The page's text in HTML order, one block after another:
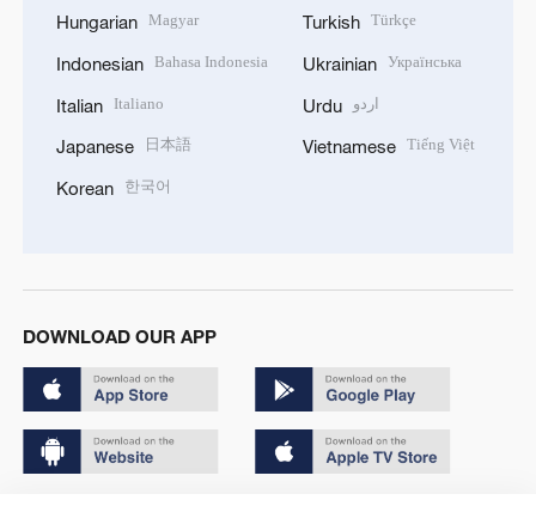
Hungarian Magyar
Indonesian Bahasa Indonesia
Italian Italiano
Japanese 日本語
Korean 한국어
Turkish Türkçe
Ukrainian Українська
Urdu اردو
Vietnamese Tiếng Việt
DOWNLOAD OUR APP